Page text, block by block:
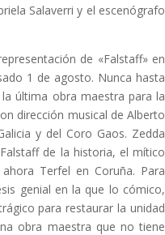
Salaverri y el escenógrafo
de «Falstaff» en
1 de agosto. Nunca hasta
última obra maestra para la
dirección musical de Alberto
y del Coro Gaos. Zedda
de la historia, el mítico
Terfel en Coruña. Para
genial en la que lo cómico,
para restaurar la unidad
obra maestra que no tiene